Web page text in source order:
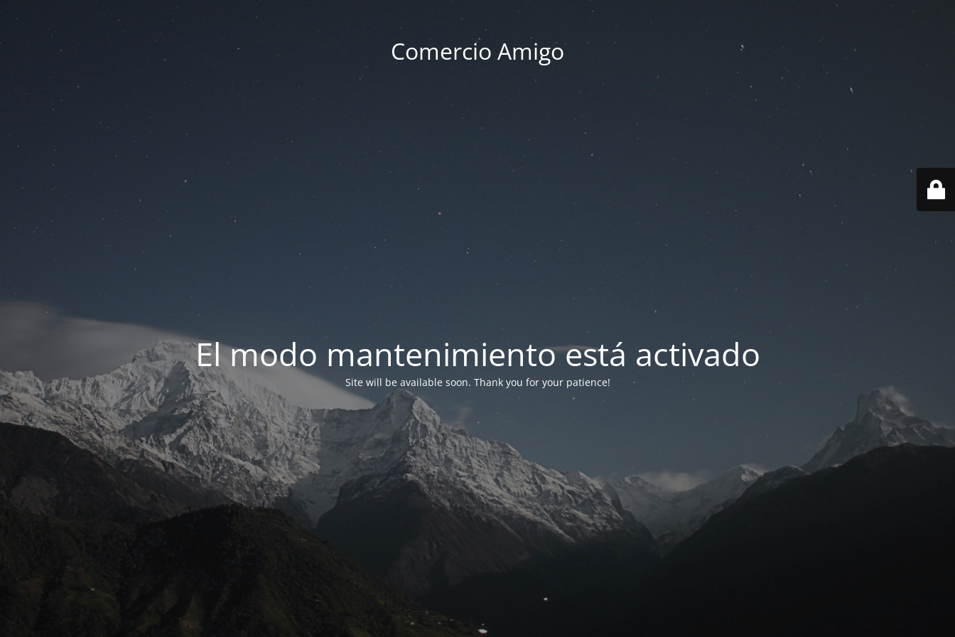
Comercio Amigo
El modo mantenimiento está activado
Site will be available soon. Thank you for your patience!